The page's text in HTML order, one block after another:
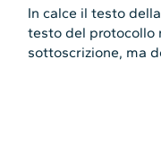
In calce il testo
testo del protocollo
sottoscrizione, ma